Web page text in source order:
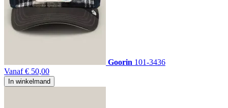
Goorin 101-3436
Vanaf € 50,00
In winkelmand